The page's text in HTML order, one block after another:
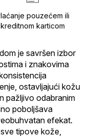
pouzećem ili
kreditnom karticom
je savršen izbor
i znakovima
ostavljajući kožu
pažljivo odabranim
poboljšava
efekat.
tipove kože,